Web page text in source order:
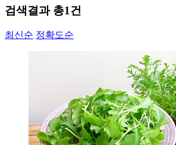
검색결과 총1건
최신순 정확도순